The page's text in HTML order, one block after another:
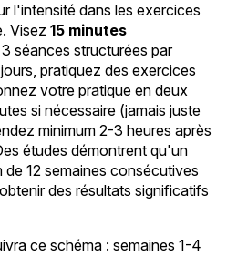
l'intensité dans les exercices
Visez 15 minutes
séances structurées par
pratiquez des exercices
votre pratique en deux
si nécessaire (jamais juste
minimum 2-3 heures après
études démontrent qu'un
de 12 semaines consécutives
des résultats significatifs
ce schéma : semaines 1-4